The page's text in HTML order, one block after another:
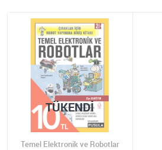
Temel Elektronik ve Robotlar
TÜKENDI